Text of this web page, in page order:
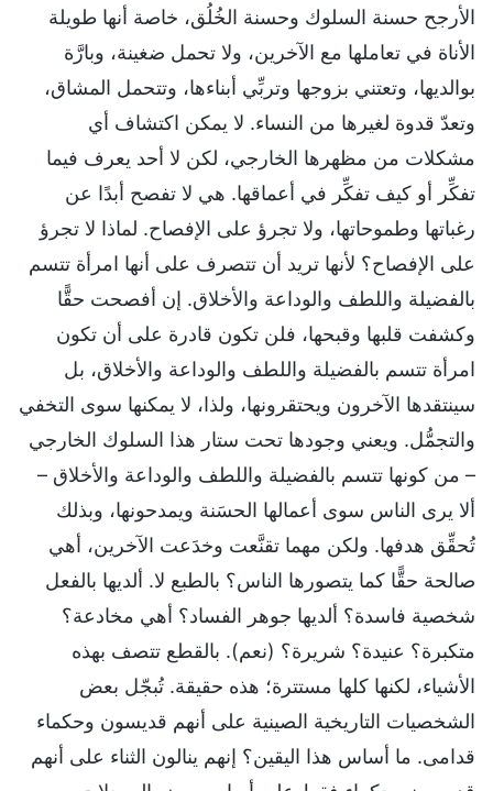
الأرجح حسنة السلوك وحسنة الخُلُق، خاصة أنها طويلة
الأناة في تعاملها مع الآخرين، ولا تحمل ضغينة، وبارَّة
بوالديها، وتعتني بزوجها وتربِّي أبناءها، وتتحمل المشاق،
وتعدّ قدوة لغيرها من النساء. لا يمكن اكتشاف أي
مشكلات من مظهرها الخارجي، لكن لا أحد يعرف فيما
تفكِّر أو كيف تفكِّر في أعماقها. هي لا تفصح أبدًا عن
رغباتها وطموحاتها، ولا تجرؤ على الإفصاح. لماذا لا تجرؤ
على الإفصاح؟ لأنها تريد أن تتصرف على أنها امرأة تتسم
بالفضيلة واللطف والوداعة والأخلاق. إن أفصحت حقًّا
وكشفت قلبها وقبحها، فلن تكون قادرة على أن تكون
امرأة تتسم بالفضيلة واللطف والوداعة والأخلاق، بل
سينتقدها الآخرون ويحتقرونها، ولذا، لا يمكنها سوى التخفي
والتجمُّل. ويعني وجودها تحت ستار هذا السلوك الخارجي
– من كونها تتسم بالفضيلة واللطف والوداعة والأخلاق –
ألا يرى الناس سوى أعمالها الحسَنة ويمدحونها، وبذلك
تُحقِّق هدفها. ولكن مهما تقنَّعت وخدَعت الآخرين، أهي
صالحة حقًّا كما يتصورها الناس؟ بالطبع لا. ألديها بالفعل
شخصية فاسدة؟ ألديها جوهر الفساد؟ أهي مخادعة؟
متكبرة؟ عنيدة؟ شريرة؟ (نعم). بالقطع تتصف بهذه
الأشياء، لكنها كلها مستترة؛ هذه حقيقة. تُبجّل بعض
الشخصيات التاريخية الصينية على أنهم قديسون وحكماء
قدامى. ما أساس هذا اليقين؟ إنهم ينالون الثناء على أنهم